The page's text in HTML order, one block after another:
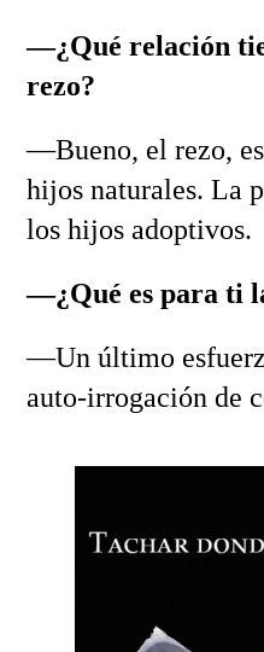
—¿Qué relación
rezo?
—Bueno, el rezo,
hijos naturales. La
los hijos adoptivos.
—¿Qué es para ti
—Un último
auto-irrogación de